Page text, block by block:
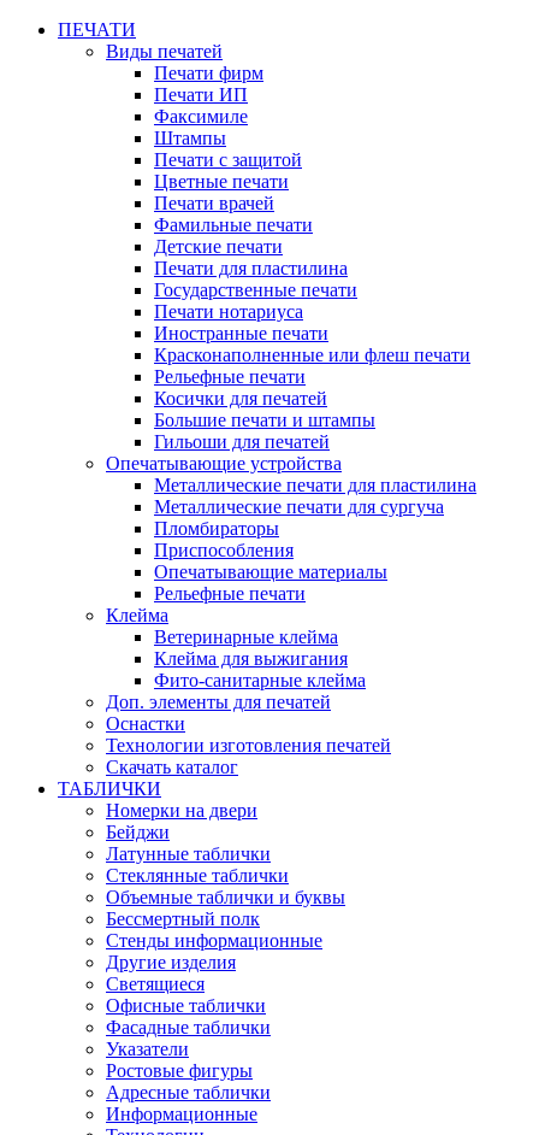
ПЕЧАТИ
Виды печатей
Печати фирм
Печати ИП
Факсимиле
Штампы
Печати с защитой
Цветные печати
Печати врачей
Фамильные печати
Детские печати
Печати для пластилина
Государственные печати
Печати нотариуса
Иностранные печати
Красконаполненные или флеш печати
Рельефные печати
Косички для печатей
Большие печати и штампы
Гильоши для печатей
Опечатывающие устройства
Металлические печати для пластилина
Металлические печати для сургуча
Пломбираторы
Приспособления
Опечатывающие материалы
Рельефные печати
Клейма
Ветеринарные клейма
Клейма для выжигания
Фито-санитарные клейма
Доп. элементы для печатей
Оснастки
Технологии изготовления печатей
Скачать каталог
ТАБЛИЧКИ
Номерки на двери
Бейджи
Латунные таблички
Стеклянные таблички
Объемные таблички и буквы
Бессмертный полк
Стенды информационные
Другие изделия
Светящиеся
Офисные таблички
Фасадные таблички
Указатели
Ростовые фигуры
Адресные таблички
Информационные